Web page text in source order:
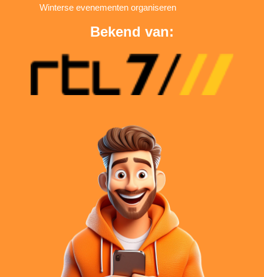
Winterse evenementen organiseren
Bekend van: